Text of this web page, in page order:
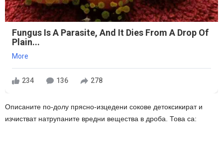
Fungus Is A Parasite, And It Dies From A Drop Of
Plain...
More
234 136 278
Описаните по-долу прясно-изцедени сокове детоксикират и
изчистват натрупаните вредни вещества в дроба. Това са: